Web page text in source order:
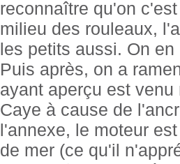
reconnaître qu'on
milieu des rouleaux,
les petits aussi. On
Puis après, on a
ayant aperçu est
Caye à cause de
l'annexe, le moteur
de mer (ce qu'il